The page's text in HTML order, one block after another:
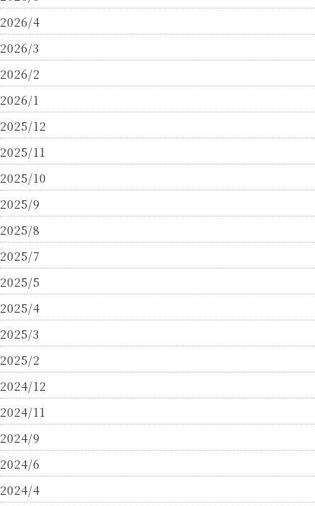
2026/4
2026/3
2026/2
2026/1
2025/12
2025/11
2025/10
2025/9
2025/8
2025/7
2025/5
2025/4
2025/3
2025/2
2024/12
2024/11
2024/9
2024/6
2024/4